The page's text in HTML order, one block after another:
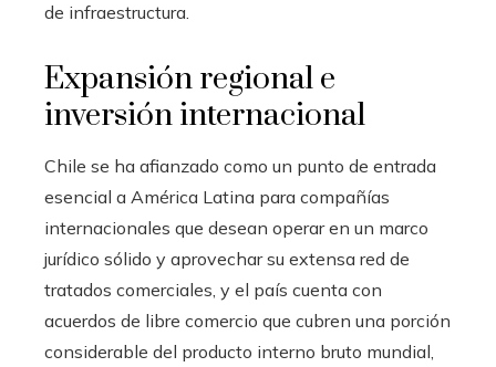
de infraestructura.
Expansión regional e
inversión internacional
Chile se ha afianzado como un punto de entrada
esencial a América Latina para compañías
internacionales que desean operar en un marco
jurídico sólido y aprovechar su extensa red de
tratados comerciales, y el país cuenta con
acuerdos de libre comercio que cubren una porción
considerable del producto interno bruto mundial,